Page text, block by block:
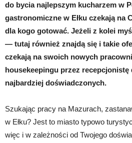
do bycia najlepszym kucharzem w
gastronomiczne w Ełku czekają na
dla kogo gotować. Jeżeli z kolei
— tutaj również znajdą się i takie
czekają na swoich nowych
housekeepingu przez recepcjonistę
najbardziej doświadczonych.
Szukając pracy na Mazurach,
w Ełku? Jest to miasto typowo
więc i w zależności od Twojego